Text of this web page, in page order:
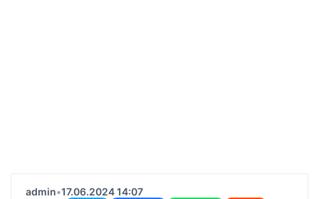
admin•17.06.2024 14:07